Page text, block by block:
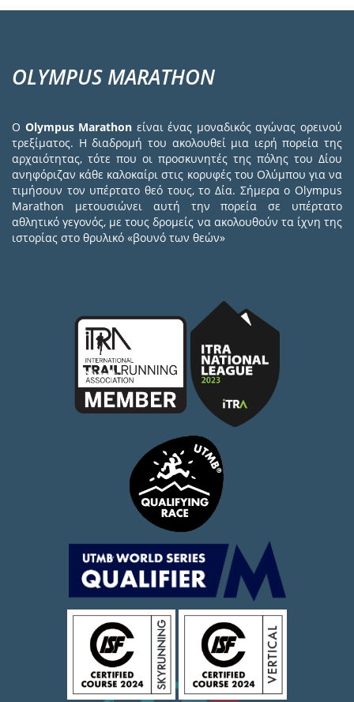
OLYMPUS MARATHON
Ο Olympus Marathon είναι ένας μοναδικός αγώνας ορεινού
τρεξίματος. Η διαδρομή του ακολουθεί μια ιερή πορεία της
αρχαιότητας, τότε που οι προσκυνητές της πόλης του Δίου
ανηφόριζαν κάθε καλοκαίρι στις κορυφές του Ολύμπου για να
τιμήσουν τον υπέρτατο θεό τους, το Δία. Σήμερα ο Olympus
Marathon μετουσιώνει αυτή την πορεία σε υπέρτατο
αθλητικό γεγονός, με τους δρομείς να ακολουθούν τα ίχνη της
ιστορίας στο θρυλικό «βουνό των θεών»